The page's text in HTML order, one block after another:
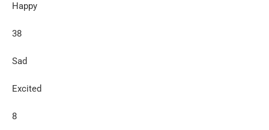
Happy
38
Sad
Excited
8